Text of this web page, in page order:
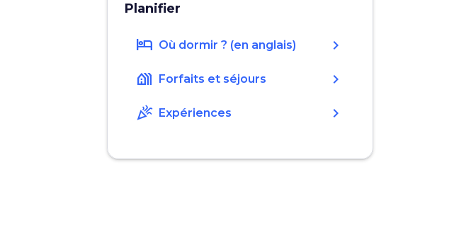
Planifier
hotel Où dormir ? (en anglais) chevron_right
holiday_village Forfaits et séjours chevron_right
celebration Expériences chevron_right